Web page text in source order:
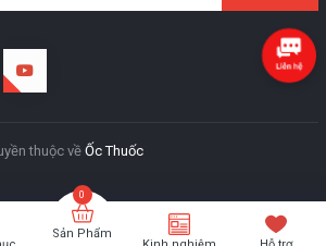
thuộc về Ốc Thuốc
Sản Phẩm